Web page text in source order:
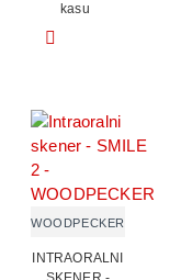
kasu
WOODPECKER
INTRAORALNI